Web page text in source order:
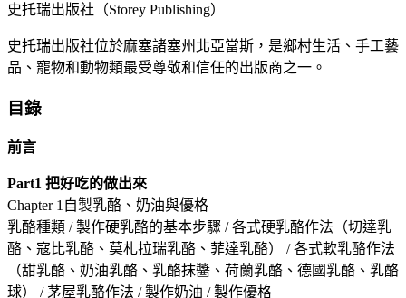
史托瑞出版社（Storey Publishing）
史托瑞出版社位於麻塞諸塞州北亞當斯，是鄉村生活、手工藝
品、寵物和動物類最受尊敬和信任的出版商之一。
目錄
前言
Part1 把好吃的做出來
Chapter 1自製乳酪、奶油與優格
乳酪種類 / 製作硬乳酪的基本步驟 / 各式硬乳酪作法（切達乳
酪、寇比乳酪、莫札拉瑞乳酪、菲達乳酪） / 各式軟乳酪作法
（甜乳酪、奶油乳酪、乳酪抹醬、荷蘭乳酪、德國乳酪、乳酪
球） / 茅屋乳酪作法 / 製作奶油 / 製作優格